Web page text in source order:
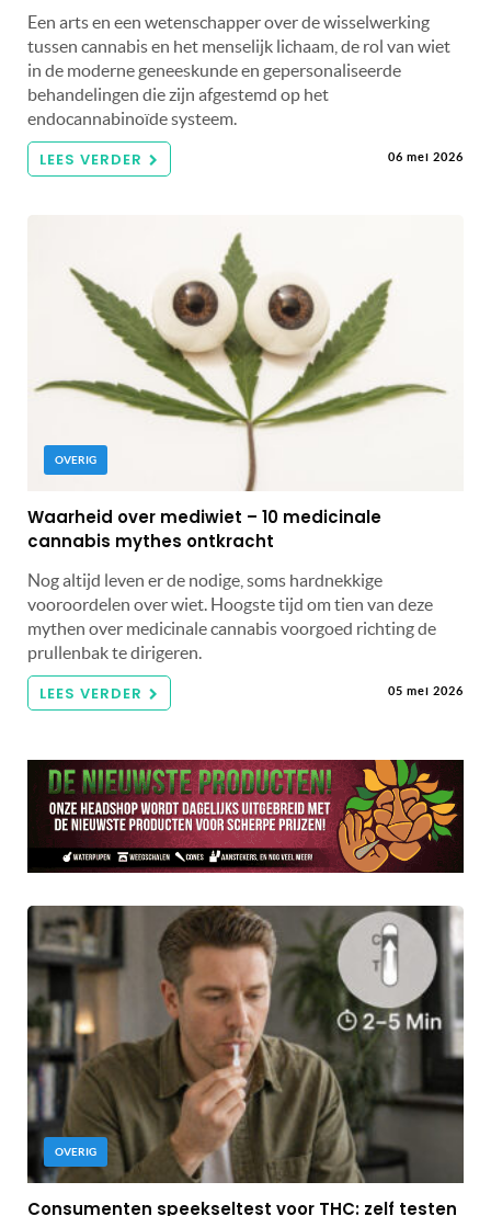
Een arts en een wetenschapper over de wisselwerking
tussen cannabis en het menselijk lichaam, de rol van wiet
in de moderne geneeskunde en gepersonaliseerde
behandelingen die zijn afgestemd op het
endocannabinoïde systeem.
LEES VERDER 06 mei 2026
OVERIG
Waarheid over mediwiet – 10 medicinale
cannabis mythes ontkracht
Nog altijd leven er de nodige, soms hardnekkige
vooroordelen over wiet. Hoogste tijd om tien van deze
mythen over medicinale cannabis voorgoed richting de
prullenbak te dirigeren.
LEES VERDER 05 mei 2026
OVERIG
Consumenten speekseltest voor THC: zelf testen